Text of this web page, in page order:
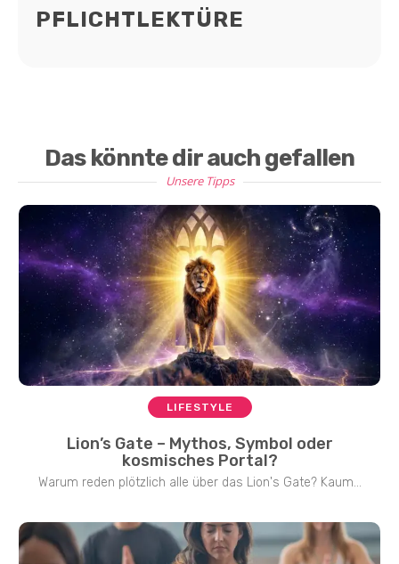
PFLICHTLEKTÜRE
Das könnte dir auch gefallen
Unsere Tipps
LIFESTYLE
Lion’s Gate – Mythos, Symbol oder
kosmisches Portal?
Warum reden plötzlich alle über das Lion's Gate? Kaum...